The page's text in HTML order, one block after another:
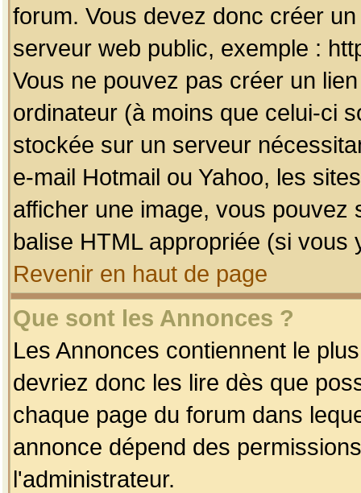
forum. Vous devez donc créer
serveur web public, exemple :
Vous ne pouvez pas créer un
ordinateur (à moins que celui-ci
stockée sur un serveur
e-mail Hotmail ou Yahoo, les
afficher une image, vous pouvez
balise HTML appropriée (si vous
Revenir en haut de page
Que sont les Annonces ?
Les Annonces contiennent le
devriez donc les lire dès que
chaque page du forum dans
annonce dépend des
l'administrateur.